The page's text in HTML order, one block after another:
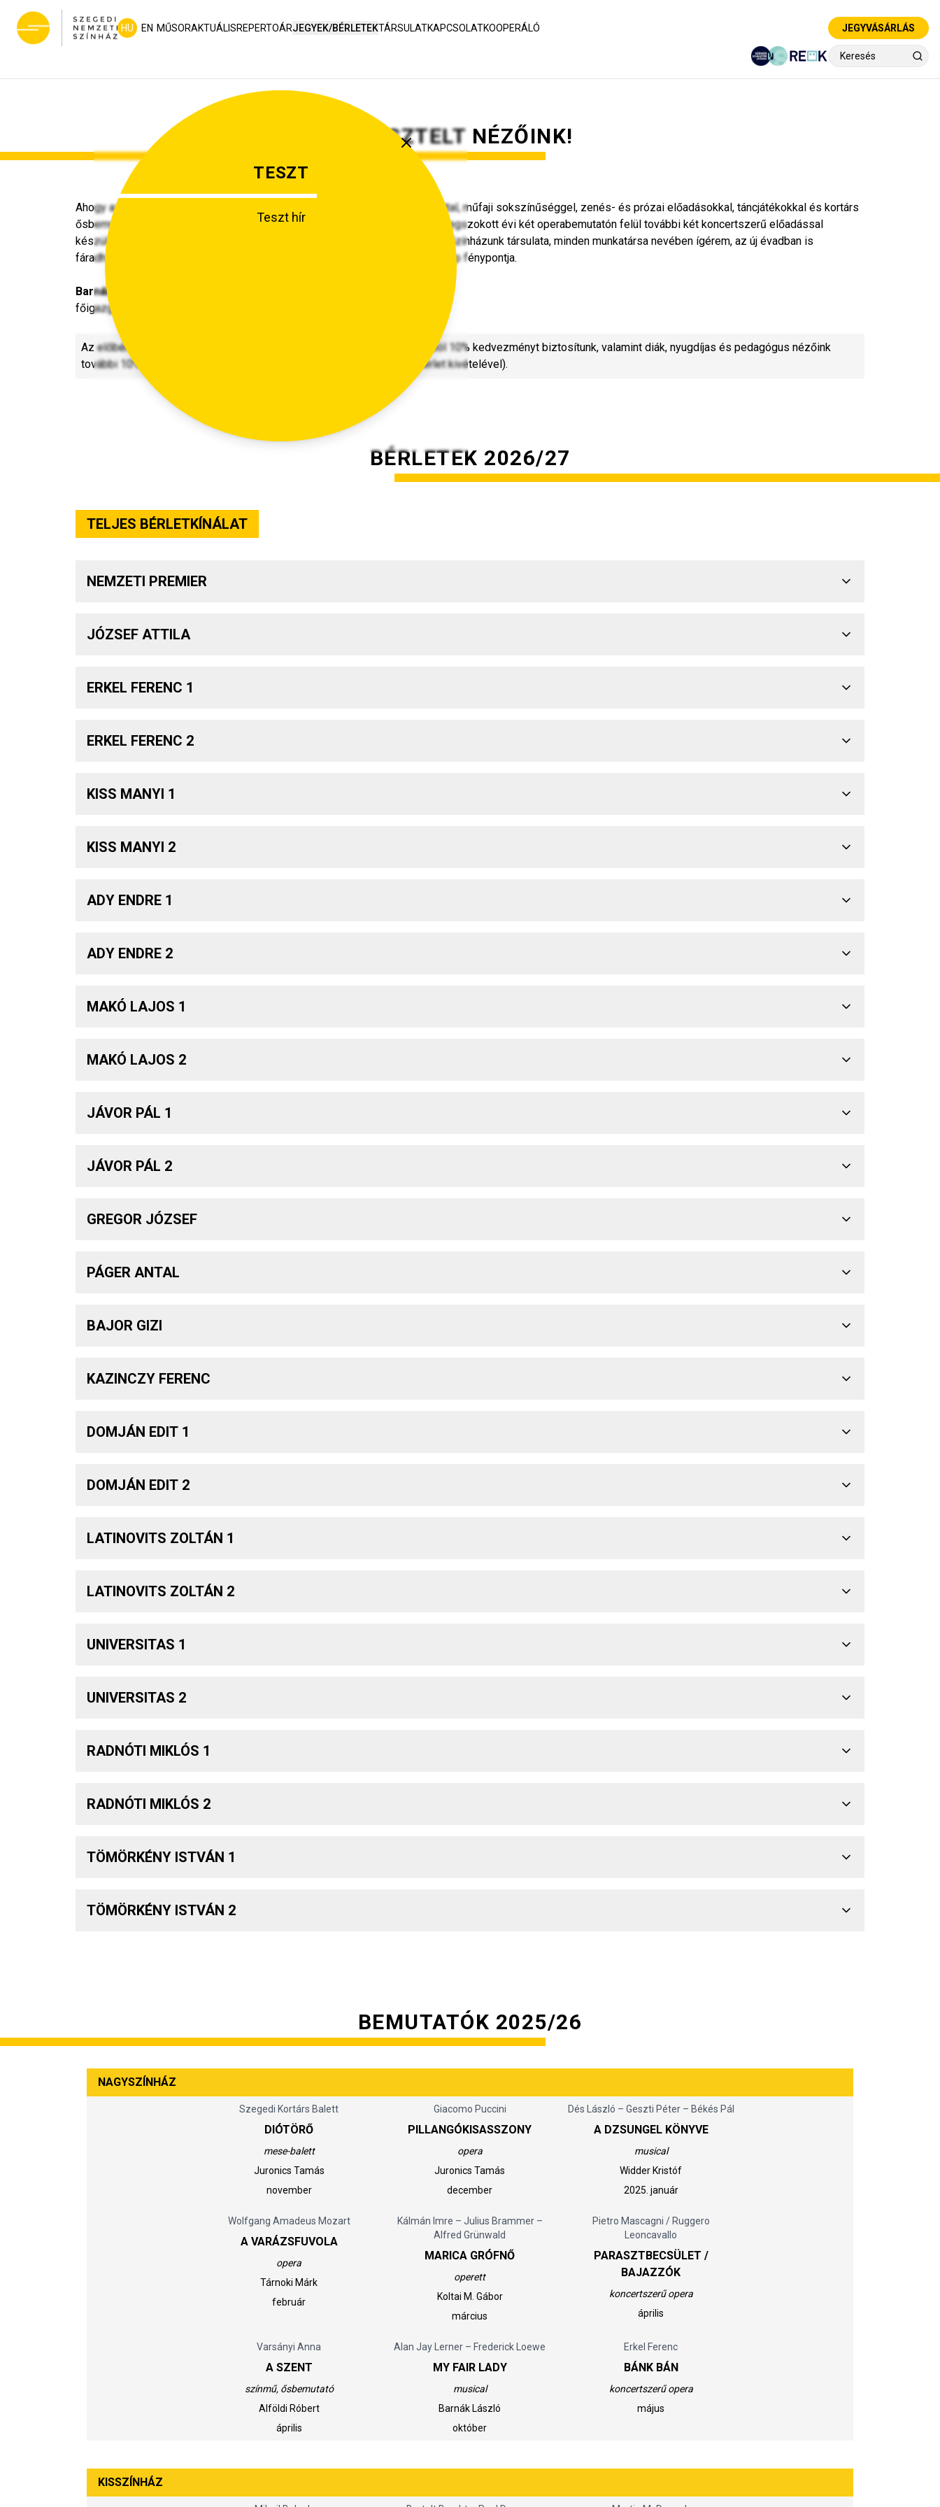
HU EN MŰSORAKTUÁLISREPERTOÁRJEGYEK/BÉRLETEKTÁRSULATKAPCSOLATKOOPERÁLÓ JEGYVÁSÁRLÁS
TESZT
Teszt hír
TISZTELT NÉZŐINK!
Ahogy az elmúlt években, a 2024/25-ös évadunkban is színes műsorkínálattal, műfaji sokszínűséggel, zenés- és prózai előadásokkal, táncjátékokkal és kortárs
ősbemutatókkal várjuk Önöket. Az operakedvelő közönség számára a már megszokott évi két operabemutatón felül további két koncertszerű előadással
készülünk, repertoárunkból pedig a család apraja-nagyja kedvére válogathat. Színházunk társulata, minden munkatársa nevében ígérem, az új évadban is
fáradhatatlanul dolgozunk azért, hogy a Szegedi Nemzeti Színház legyen a nap fénypontja.
Barnák László
főigazgató
Az előbérletezési és a bérletezési időszakban minden kötött bérlet árából 10% kedvezményt biztosítunk, valamint diák, nyugdíjas és pedagógus nézőink
további 10% kedvezménnyel válthatnak bérletet (a Nemzeti Premier Bérlet kivételével).
BÉRLETEK 2026/27
TELJES BÉRLETKÍNÁLAT
NEMZETI PREMIER
JÓZSEF ATTILA
ERKEL FERENC 1
ERKEL FERENC 2
KISS MANYI 1
KISS MANYI 2
ADY ENDRE 1
ADY ENDRE 2
MAKÓ LAJOS 1
MAKÓ LAJOS 2
JÁVOR PÁL 1
JÁVOR PÁL 2
GREGOR JÓZSEF
PÁGER ANTAL
BAJOR GIZI
KAZINCZY FERENC
DOMJÁN EDIT 1
DOMJÁN EDIT 2
LATINOVITS ZOLTÁN 1
LATINOVITS ZOLTÁN 2
UNIVERSITAS 1
UNIVERSITAS 2
RADNÓTI MIKLÓS 1
RADNÓTI MIKLÓS 2
TÖMÖRKÉNY ISTVÁN 1
TÖMÖRKÉNY ISTVÁN 2
BEMUTATÓK 2025/26
NAGYSZÍNHÁZ
Szegedi Kortárs Balett
DIÓTÖRŐ
mese-balett
Juronics Tamás
november
Giacomo Puccini
PILLANGÓKISASSZONY
opera
Juronics Tamás
december
Dés László – Geszti Péter – Békés Pál
A DZSUNGEL KÖNYVE
musical
Widder Kristóf
2025. január
Wolfgang Amadeus Mozart
A VARÁZSFUVOLA
opera
Tárnoki Márk
február
Kálmán Imre – Julius Brammer –
Alfred Grünwald
MARICA GRÓFNŐ
operett
Koltai M. Gábor
március
Pietro Mascagni / Ruggero
Leoncavallo
PARASZTBECSÜLET /
BAJAZZÓK
koncertszerű opera
április
Varsányi Anna
A SZENT
színmű, ősbemutató
Alföldi Róbert
április
Alan Jay Lerner – Frederick Loewe
MY FAIR LADY
musical
Barnák László
október
Erkel Ferenc
BÁNK BÁN
koncertszerű opera
május
KISSZÍNHÁZ